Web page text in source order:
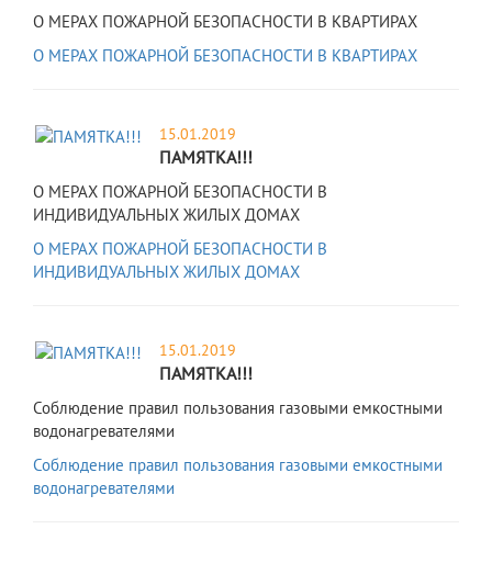
О МЕРАХ ПОЖАРНОЙ БЕЗОПАСНОСТИ В КВАРТИРАХ
О МЕРАХ ПОЖАРНОЙ БЕЗОПАСНОСТИ В КВАРТИРАХ
15.01.2019
ПАМЯТКА!!!
О МЕРАХ ПОЖАРНОЙ БЕЗОПАСНОСТИ В
ИНДИВИДУАЛЬНЫХ ЖИЛЫХ ДОМАХ
О МЕРАХ ПОЖАРНОЙ БЕЗОПАСНОСТИ В
ИНДИВИДУАЛЬНЫХ ЖИЛЫХ ДОМАХ
15.01.2019
ПАМЯТКА!!!
Соблюдение правил пользования газовыми емкостными
водонагревателями
Соблюдение правил пользования газовыми емкостными
водонагревателями